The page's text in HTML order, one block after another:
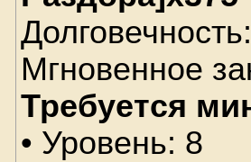
Мгновенное
Требуется
• Уровень: 8